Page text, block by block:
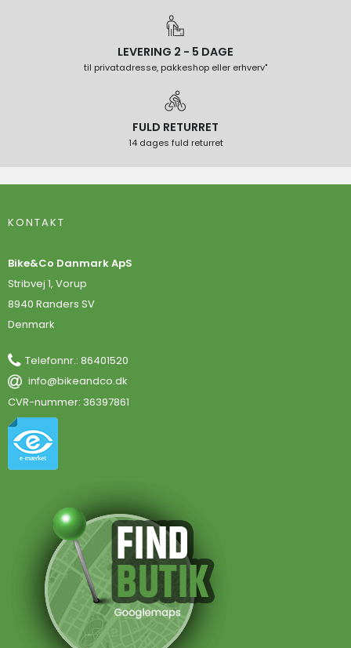
LEVERING 2 - 5 DAGE
til privatadresse, pakkeshop eller erhverv"
FULD RETURRET
14 dages fuld returret
KONTAKT
Bike&Co Danmark ApS
Stribvej 1, Vorup
8940 Randers SV
Denmark
Telefonnr.: 86401520
info@bikeandco.dk
CVR-nummer: 36397861